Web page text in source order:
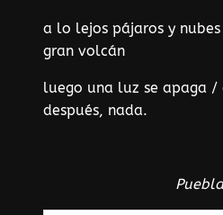
a lo lejos pájaros y
gran volcán
luego una luz se apaga
después, nada.